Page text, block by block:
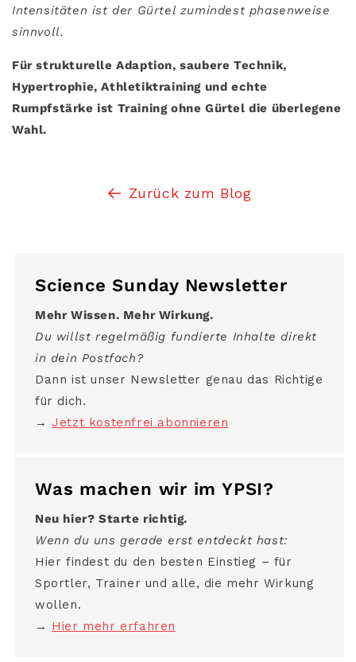
Intensitäten ist der Gürtel zumindest phasenweise
sinnvoll.
Für strukturelle Adaption, saubere Technik,
Hypertrophie, Athletiktraining und echte
Rumpfstärke ist Training ohne Gürtel die überlegene
Wahl.
Zurück zum Blog
Science Sunday Newsletter
Mehr Wissen. Mehr Wirkung.
Du willst regelmäßig fundierte Inhalte direkt
in dein Postfach?
Dann ist unser Newsletter genau das Richtige
für dich.
→Jetzt kostenfrei abonnieren
Was machen wir im YPSI?
Neu hier? Starte richtig.
Wenn du uns gerade erst entdeckt hast:
Hier findest du den besten Einstieg – für
Sportler, Trainer und alle, die mehr Wirkung
wollen.
→ Hier mehr erfahren